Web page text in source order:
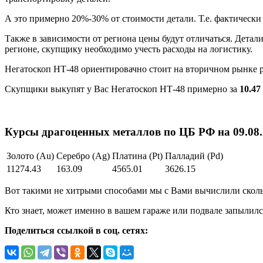
А это примерно 20%-30% от стоимости детали. Т.е.
Также в зависимости от региона цены будут отличаться.
регионе, скупщику необходимо учесть расходы на логистику.
Негатоскоп НТ-48 ориентировачно стоит на вторичном рынке
Скупщики выкупят у Вас Негатоскоп НТ-48 примерно за
Курсы драгоценных металлов по ЦБ РФ на
Золото (Au) Серебро (Ag) Платина (Pt) Палладий (Pd)
11274.43
163.09 4565.01 3626.15
Вот такими не хитрыми способами мы с Вами вычислили
Кто знает, может именно в вашем гараже или подвале
Поделиться ссылкой в соц. сетях: